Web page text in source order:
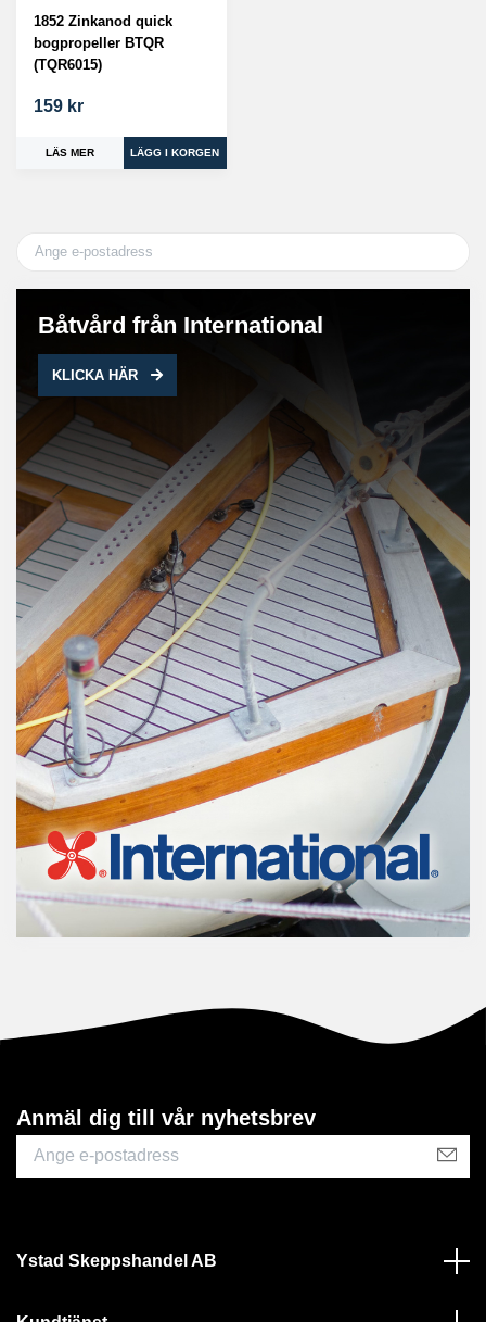
Båtvård från International
KLICKA HÄR
1852 Zinkanod quick
bogpropeller BTQR
(TQR6015)
159 kr
LÄS MER
Anmäl dig till vår nyhetsbrev
Ystad Skeppshandel AB